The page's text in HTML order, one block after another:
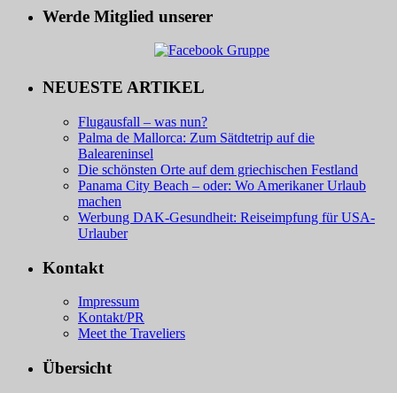
Werde Mitglied unserer
NEUESTE ARTIKEL
Flugausfall – was nun?
Palma de Mallorca: Zum Sätdtetrip auf die
Baleareninsel
Die schönsten Orte auf dem griechischen Festland
Panama City Beach – oder: Wo Amerikaner Urlaub
machen
Werbung DAK-Gesundheit: Reiseimpfung für USA-
Urlauber
Kontakt
Impressum
Kontakt/PR
Meet the Traveliers
Übersicht